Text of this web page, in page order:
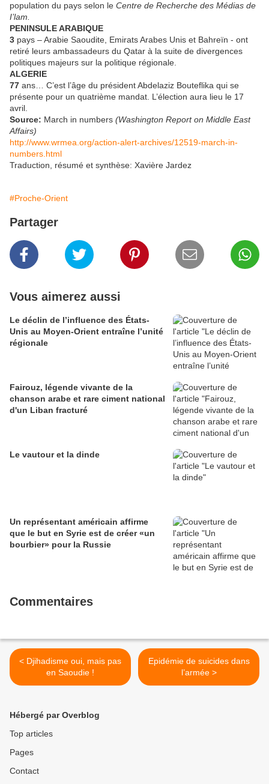
population du pays selon le Centre de Recherche des Médias de
I’lam.
PENINSULE ARABIQUE
3 pays – Arabie Saoudite, Emirats Arabes Unis et Bahreïn - ont
retiré leurs ambassadeurs du Qatar à la suite de divergences
politiques majeurs sur la politique régionale.
ALGERIE
77 ans… C’est l’âge du président Abdelaziz Bouteflika qui se
présente pour un quatrième mandat. L’élection aura lieu le 17
avril.
Source: March in numbers (Washington Report on Middle East
Affairs)
http://www.wrmea.org/action-alert-archives/12519-march-in-
numbers.html
Traduction, résumé et synthèse: Xavière Jardez
#Proche-Orient
Partager
Vous aimerez aussi
Le déclin de l’influence des États-
Unis au Moyen-Orient entraîne l’unité
régionale
Fairouz, légende vivante de la
chanson arabe et rare ciment national
d'un Liban fracturé
Le vautour et la dinde
Un représentant américain affirme
que le but en Syrie est de créer «un
bourbier» pour la Russie
Commentaires
< Djihadisme oui, mais pas
en Saoudie !
Epidémie de suicides dans
l’armée >
Hébergé par Overblog
Top articles
Pages
Contact